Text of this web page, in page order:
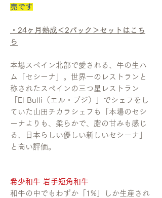
売です
・24ヶ月熟成＜2パック＞セットはこち
ら
本場スペイン北部で愛される、牛の生ハ
ム「セシーナ」。世界一のレストランと
称されたスペインの三つ星レストラン
「El Bulli（エル・ブジ）」でシェフをし
ていた山田チカラシェフも「本場のセシ
ーナよりも、柔らかで、脂の甘みも感じ
る、日本らしい優しい新しいセシーナ」
と高い評価。
希少和牛 岩手短角和牛
和牛の中でもわずか「1%」しか生産され